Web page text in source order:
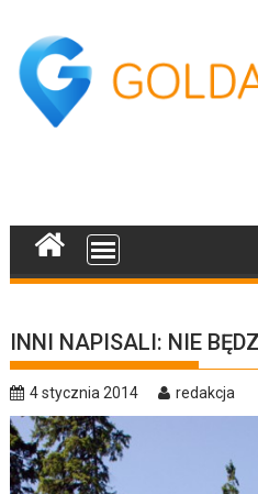
content
INNI NAPISALI: NIE
4 stycznia 2014 redakcja